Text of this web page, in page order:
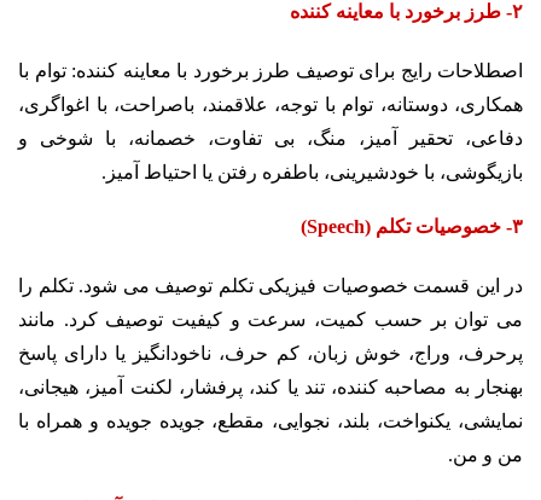
۲- طرز برخورد با معاینه کننده
اصطلاحات رایج برای توصیف طرز برخورد با معاینه کننده: توام با
همکاری، دوستانه، توام با توجه، علاقمند، باصراحت، با اغواگری،
دفاعی، تحقیر آمیز، منگ، بی تفاوت، خصمانه، با شوخی و
بازیگوشی، با خودشیرینی، باطفره رفتن یا احتیاط آمیز.
۳- خصوصیات تکلم (Speech)
در این قسمت خصوصیات فیزیکی تکلم توصیف می شود. تکلم را
می توان بر حسب کمیت، سرعت و کیفیت توصیف کرد. مانند
پرحرف، وراج، خوش زبان، کم حرف، ناخودانگیز یا دارای پاسخ
بهنجار به مصاحبه کننده، تند یا کند، پرفشار، لکنت آمیز، هیجانی،
نمایشی، یکنواخت، بلند، نجوایی، مقطع، جویده جویده و همراه با
من و من.